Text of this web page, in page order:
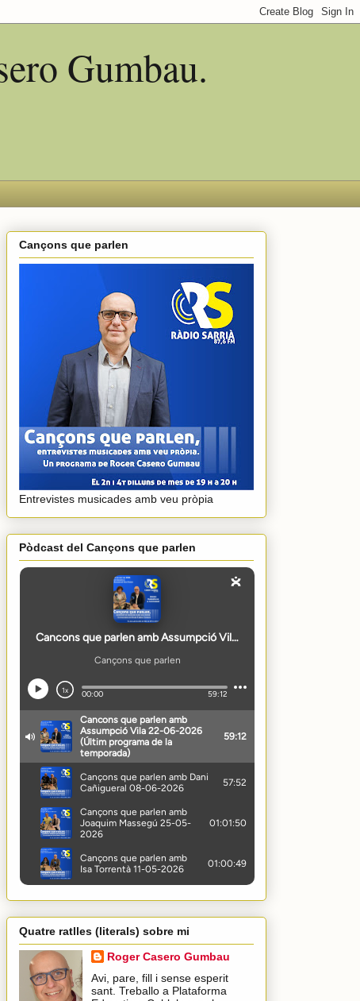
Gumbau.
Cançons que parlen
Entrevistes musicades amb veu pròpia
Pòdcast del Cançons que parlen
Quatre ratlles (literals) sobre mi
Roger Casero Gumbau
Avi, pare, fill i sense esperit
sant. Treballo a Plataforma